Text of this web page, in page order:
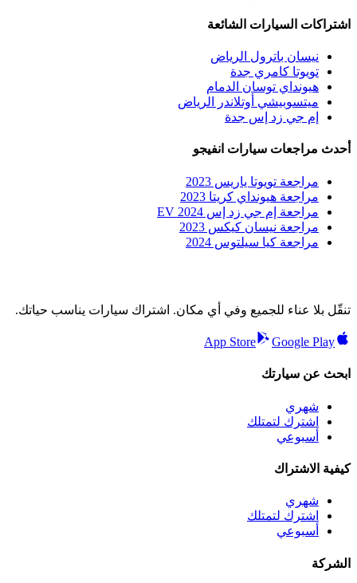
اشتراكات السيارات الشائعة
نيسان باترول الرياض
تويوتا كامري جدة
هيونداي توسان الدمام
ميتسوبيشي أوتلاندر الرياض
إم جي زد إس جدة
أحدث مراجعات سيارات انفيجو
مراجعة تويوتا ياريس 2023
مراجعة هيونداي كريتا 2023
مراجعة إم جي زد إس EV 2024
مراجعة نيسان كيكس 2023
مراجعة كيا سيلتوس 2024
تنقّل بلا عناء للجميع وفي أي مكان. اشتراك سيارات يناسب حياتك.
App Store Google Play
ابحث عن سيارتك
شهري
اشترك لتمتلك
أسبوعي
كيفية الاشتراك
شهري
اشترك لتمتلك
أسبوعي
الشركة